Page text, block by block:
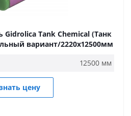
Tank Chemical (Танк
вариант/2220х12500мм
12500 мм
цену